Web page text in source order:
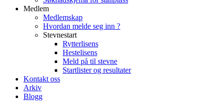
Medlem
Medlemskap
Hvordan melde seg inn ?
Stevnestart
Rytterlisens
Hestelisens
Meld på til stevne
Startlister og resultater
Kontakt oss
Arkiv
Blogg